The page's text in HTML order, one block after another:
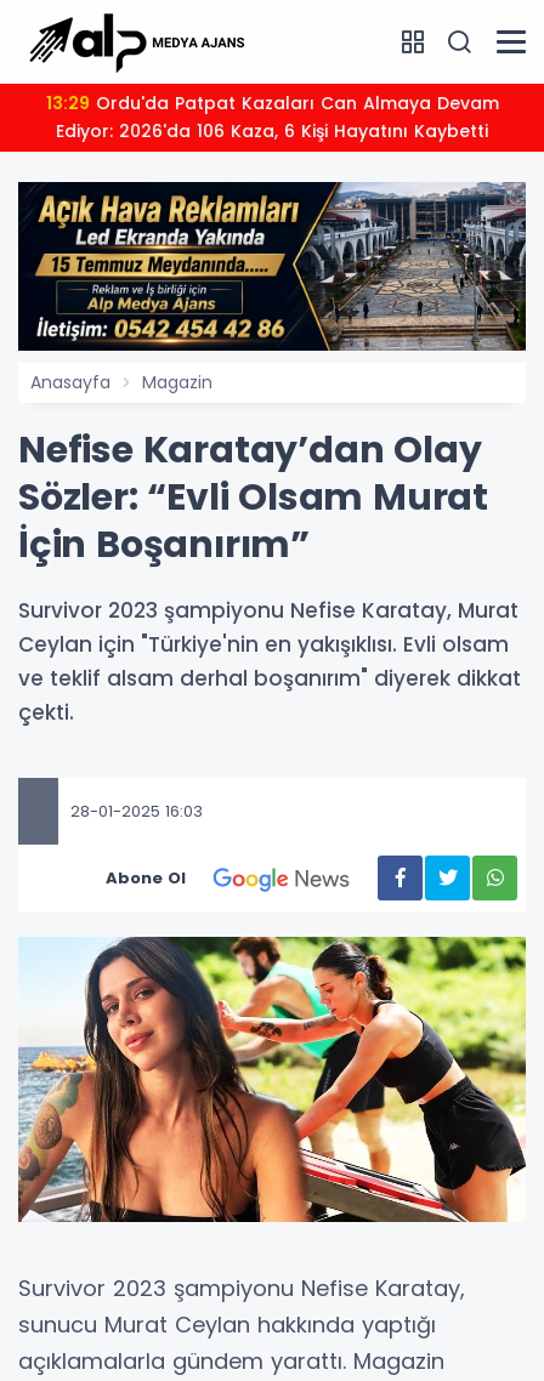
13:29
Ediyor: 2026'da 106 Kaza, 6 Kişi Hayatını Kaybetti
Anasayfa Magazin
Nefise Karatay’dan Olay
Sözler: “Evli Olsam Murat
İçin Boşanırım”
Survivor 2023 şampiyonu Nefise Karatay, Murat
Ceylan için "Türkiye'nin en yakışıklısı. Evli olsam
ve teklif alsam derhal boşanırım" diyerek dikkat
çekti.
28-01-2025 16:03
Abone Ol
Survivor 2023 şampiyonu Nefise Karatay,
sunucu Murat Ceylan hakkında yaptığı
açıklamalarla gündem yarattı. Magazin